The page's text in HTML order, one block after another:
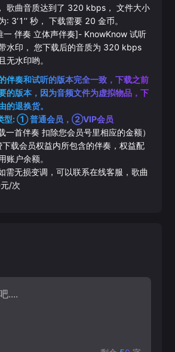
歌曲音质达到了 320 kbps， 文件大小
: 3‘1’‘秒， 下载需要 20 金币。
一 伴奏 立体声伴奏]- KnowKnow 试听
水印， 您下载后的音质为 320 kbps
无水印哟。
伴奏和试听的版本完全一致，下载之前
的版本，因为音频文件为虚拟物品，下
的退换货。
型: ① 普通会员，②VIP会员
一首伴奏 扣除您会员号里相应的金额）
载会员权益内所包含的伴奏，权益配
账户余额。
需无损变调，可以联系在线客服，歌曲
/次